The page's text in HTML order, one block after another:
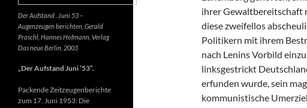
ihrer Gewaltbereitschaft
diese zweifellos
Politikern mit ihrem
nach Lenins Vorbild
linksgestrickt
erfunden wurde, sein
kommunistische
Der Aufstand . Juni 53 –
Augenzeugen berichten, Gerald
Praschl, Hannes Hofmann, Verlag
Das neue Berlin, 2003
„Der Aufstand Juni ’53“.
Packende Zeitzeugenberichte
zum 17. Juni 1953: Die